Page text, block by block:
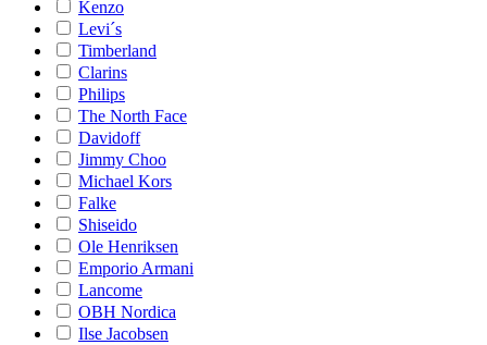
Kenzo
Levi´s
Timberland
Clarins
Philips
The North Face
Davidoff
Jimmy Choo
Michael Kors
Falke
Shiseido
Ole Henriksen
Emporio Armani
Lancome
OBH Nordica
Ilse Jacobsen